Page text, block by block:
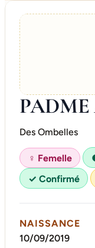
Des Ombelles
♀ Femelle
✓ Confirmé
NAISSANCE
10/09/2019